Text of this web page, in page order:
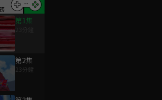
第1集
第2集
23分鐘